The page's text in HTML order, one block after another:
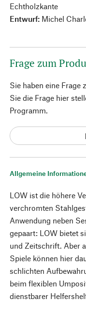
Allgemeine
LOW ist die höhere
verchromten
Anwendung neben
gepaart: LOW bietet
und Zeitschrift. Aber
Spiele können hier
schlichten
beim flexiblen
dienstbarer
Echtholzkante
Entwurf: Michel
Frage zum
Sie haben eine Frage
Sie die Frage hier
Programm.